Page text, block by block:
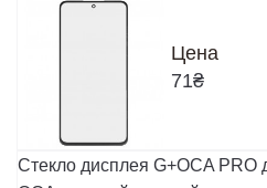
Цена
71₴
Стекло дисплея G+OCA PRO